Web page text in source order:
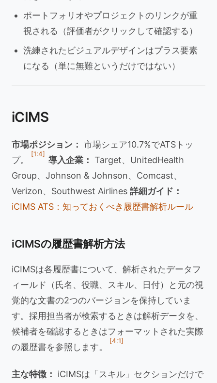
ポートフォリオやプロジェクトのリンクが重
視される（評価者がクリックして確認する）
洗練されたビジュアルデザインはプラス要素
になる（単に無難というだけではない）
iCIMS
市場ポジション： 市場シェア10.7%でATSトッ
プ。
[1:4]
導入企業： Target、UnitedHealth
Group、Johnson & Johnson、Comcast、
Verizon、Southwest Airlines 詳細ガイド：
iCIMS ATS：知っておくべき履歴書解析ルール
iCIMSの履歴書解析方法
iCIMSは各履歴書について、解析されたデータフ
ィールド（氏名、役職、スキル、日付）と元の視
覚的な文書の2つのバージョンを保持していま
す。採用担当者が検索するときは解析データを、
候補者を確認するときはフォーマットされた実際
の履歴書を参照します。
[4:1]
主な特徴：
iCIMSは「スキル」セクションだけで